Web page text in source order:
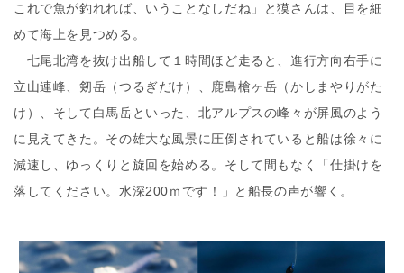
これで魚が釣れれば、いうことなしだね」と獏さんは、目を細
めて海上を見つめる。
七尾北湾を抜け出船して１時間ほど走ると、進行方向右手に
立山連峰、剱岳（つるぎだけ）、鹿島槍ヶ岳（かしまやりがた
け）、そして白馬岳といった、北アルプスの峰々が屏風のよう
に見えてきた。その雄大な風景に圧倒されていると船は徐々に
減速し、ゆっくりと旋回を始める。そして間もなく「仕掛けを
落してください。水深200ｍです！」と船長の声が響く。